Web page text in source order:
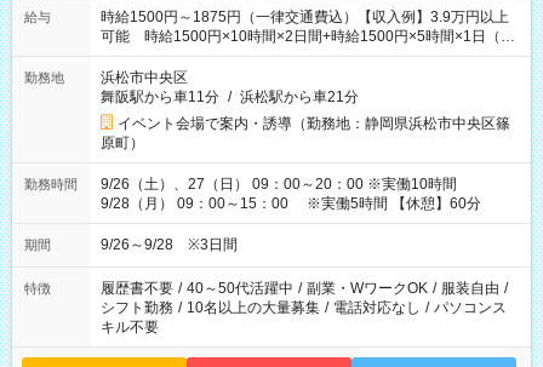
給与
時給1500円～1875円（一律交通費込）【収入例】3.9万円以上
可能 時給1500円×10時間×2日間+時給1500円×5時間×1日（実
働8時間を越えた時給：1875円）
勤務地
浜松市中央区
舞阪駅から車11分 / 浜松駅から車21分
イベント会場で案内・誘導（勤務地：静岡県浜松市中央区篠
原町）
勤務時間
9/26（土）、27（日） 09：00～20：00 ※実働10時間
9/28（月） 09：00～15：00 ※実働5時間 【休憩】60分
期間 9/26～9/28 ※3日間
特徴 履歴書不要 / 40～50代活躍中 / 副業・WワークOK / 服装自由 /
シフト勤務 / 10名以上の大量募集 / 電話対応なし / パソコンス
キル不要